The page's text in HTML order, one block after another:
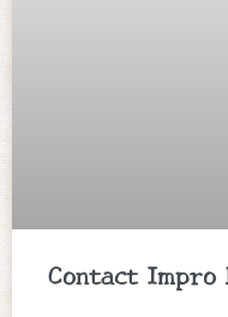
Contact Impro